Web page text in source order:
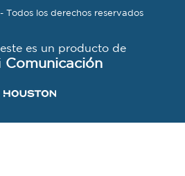
los derechos reservados
es un producto de
Comunicación